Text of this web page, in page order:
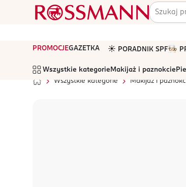
PROMOCJEGAZETKA ☀️ PORADNIK SPF
Wszystkie kategorie Makijaż i paznokcie
Wszystkie kategorie
Makijaż i